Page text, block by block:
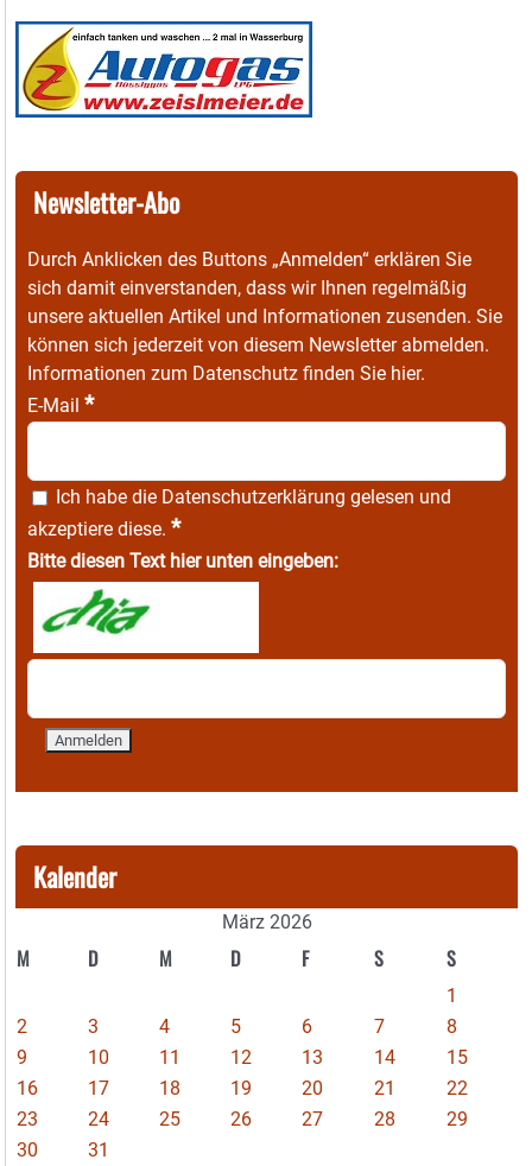
Newsletter-Abo
Durch Anklicken des Buttons „Anmelden“ erklären Sie
sich damit einverstanden, dass wir Ihnen regelmäßig
unsere aktuellen Artikel und Informationen zusenden. Sie
können sich jederzeit von diesem Newsletter abmelden.
Informationen zum Datenschutz finden Sie hier.
E-Mail *
Ich habe die Datenschutzerklärung gelesen und
akzeptiere diese. *
Bitte diesen Text hier unten eingeben:
Kalender
März 2026
M D M D F S S
1
2
3 4 5 6 7
8
9
10 11 12 13 14
15
16
17 18 19 20 21
22
23
24 25 26 27 28
29
30
31